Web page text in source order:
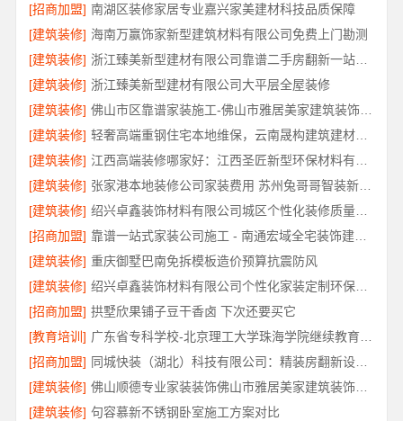
[招商加盟] 南湖区装修家居专业嘉兴家美建材科技品质保障
[建筑装修] 海南万赢饰家新型建筑材料有限公司免费上门勘测
[建筑装修]
浙江臻美新型建材有限公司靠谱二手房翻新一站式急装
[建筑装修] 浙江臻美新型建材有限公司大平层全屋装修
[建筑装修]
佛山市区靠谱家装施工-佛山市雅居美家建筑装饰工程有限公司
[建筑装修]
轻奢高端重钢住宅本地维保，云南晟构建筑建材有限公司全程护航
[建筑装修]
[建筑装修]
张家港本地装修公司家装费用 苏州兔哥哥智装新材料有限公司
[建筑装修]
绍兴卓鑫装饰材料有限公司城区个性化装修质量有保障
[招商加盟]
靠谱一站式家装公司施工 - 南通宏域全宅装饰建材有限公司
[建筑装修] 重庆御墅巴南免拆模板造价预算抗震防风
[建筑装修]
绍兴卓鑫装饰材料有限公司个性化家装定制环保优质材料
[招商加盟] 拱墅欣果铺子豆干香卤 下次还要买它
[教育培训]
广东省专科学校-北京理工大学珠海学院继续教育学院
[招商加盟]
同城快装（湖北）科技有限公司：精装房翻新设计零增项
[建筑装修]
佛山顺德专业家装装饰佛山市雅居美家建筑装饰工程有限公司
[建筑装修] 句容慕新不锈钢卧室施工方案对比